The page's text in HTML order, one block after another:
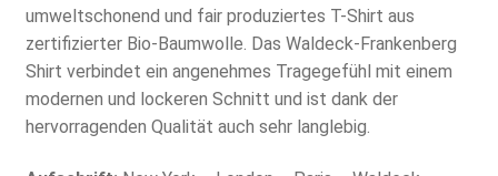
umweltschonend und fair produziertes T-Shirt aus
zertifizierter Bio-Baumwolle. Das Waldeck-Frankenberg
Shirt verbindet ein angenehmes Tragegefühl mit einem
modernen und lockeren Schnitt und ist dank der
hervorragenden Qualität auch sehr langlebig.